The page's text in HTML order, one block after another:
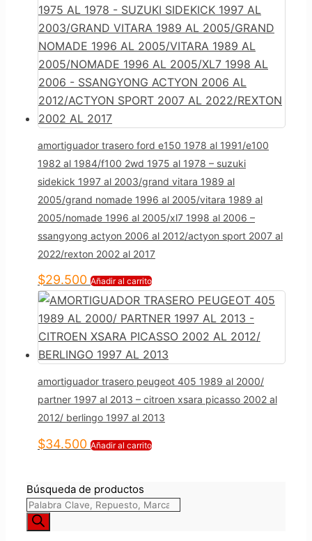
amortiguador trasero ford e150 1978 al 1991/e100
1982 al 1984/f100 2wd 1975 al 1978 – suzuki
sidekick 1997 al 2003/grand vitara 1989 al
2005/grand nomade 1996 al 2005/vitara 1989 al
2005/nomade 1996 al 2005/xl7 1998 al 2006 –
ssangyong actyon 2006 al 2012/actyon sport 2007 al
2022/rexton 2002 al 2017
$29.500 Añadir al carrito
amortiguador trasero peugeot 405 1989 al 2000/
partner 1997 al 2013 – citroen xsara picasso 2002 al
2012/ berlingo 1997 al 2013
$34.500 Añadir al carrito
Búsqueda de productos